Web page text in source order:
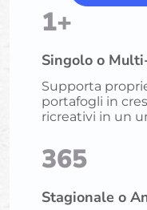
1+
Singolo o
Supporta
portafogli in
ricreativi in un
365
Stagionale o